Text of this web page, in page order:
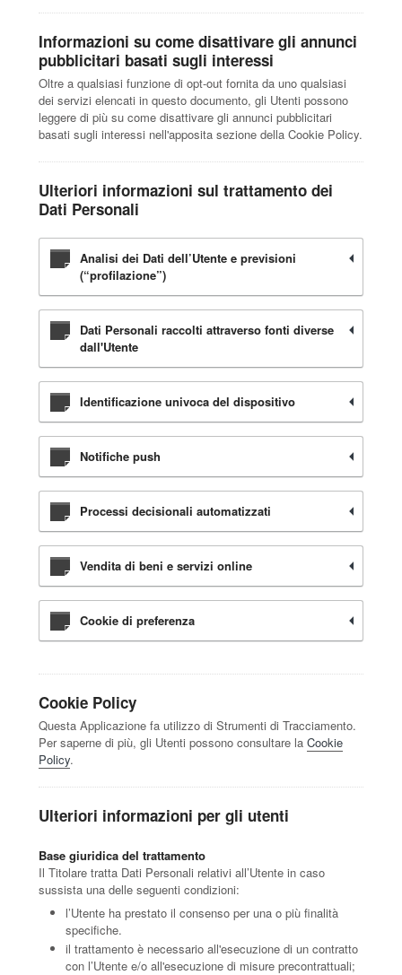
Informazioni su come disattivare gli annunci
pubblicitari basati sugli interessi
Oltre a qualsiasi funzione di opt-out fornita da uno qualsiasi
dei servizi elencati in questo documento, gli Utenti possono
leggere di più su come disattivare gli annunci pubblicitari
basati sugli interessi nell'apposita sezione della Cookie Policy.
Ulteriori informazioni sul trattamento dei
Dati Personali
Analisi dei Dati dell’Utente e previsioni
(“profilazione”)
Dati Personali raccolti attraverso fonti diverse
dall'Utente
Identificazione univoca del dispositivo
Notifiche push
Processi decisionali automatizzati
Vendita di beni e servizi online
Cookie di preferenza
Cookie Policy
Questa Applicazione fa utilizzo di Strumenti di Tracciamento.
Per saperne di più, gli Utenti possono consultare laCookie
Policy.
Ulteriori informazioni per gli utenti
Base giuridica del trattamento
Il Titolare tratta Dati Personali relativi all’Utente in caso
sussista una delle seguenti condizioni:
l’Utente ha prestato il consenso per una o più finalità
specifiche.
il trattamento è necessario all'esecuzione di un contratto
con l’Utente e/o all'esecuzione di misure precontrattuali;